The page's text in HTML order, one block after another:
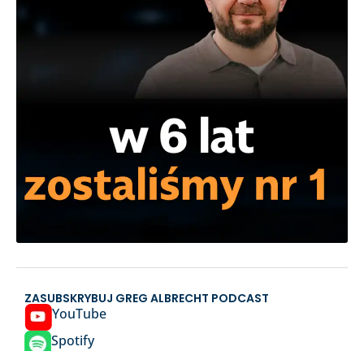
ZASUBSKRYBUJ GREG ALBRECHT PODCAST
YouTube
Spotify